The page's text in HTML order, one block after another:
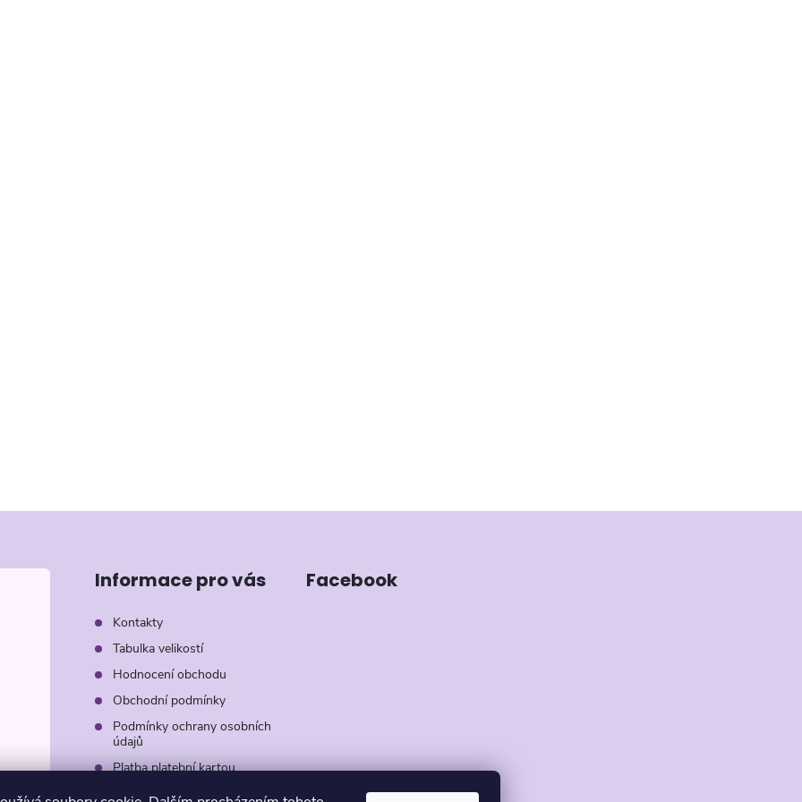
Informace pro vás
Kontakty
Tabulka velikostí
Hodnocení obchodu
Obchodní podmínky
Podmínky ochrany osobních
údajů
Platba platební kartou
Záruka AVON
Facebook